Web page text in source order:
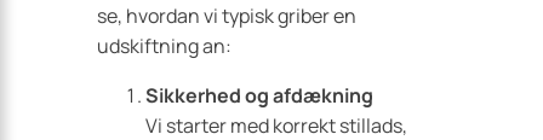
se, hvordan vi typisk griber en
udskiftning an:
Sikkerhed og afdækning
Vi starter med korrekt stillads,